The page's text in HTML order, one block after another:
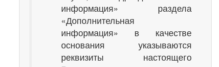
информация» раздела
«Дополнительная
информация» в качестве
основания указываются
реквизиты настоящего